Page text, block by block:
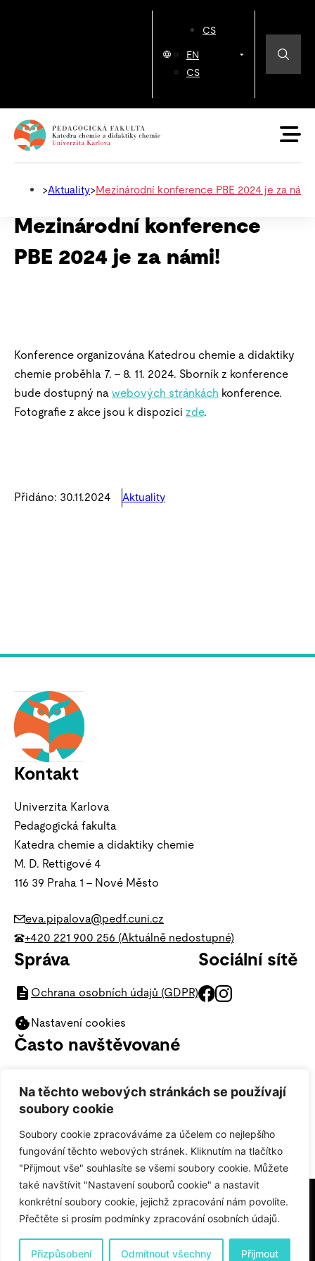
Na těchto webových stránkách se používají
soubory cookie
Soubory cookie zpracováváme za účelem co nejlepšího
fungování těchto webových stránek. Kliknutím na tlačítko
"Přijmout vše" souhlasíte se všemi soubory cookie. Můžete
také navštívit "Nastavení souborů cookie" a nastavit
konkrétní soubory cookie, jejichž zpracování nám povolíte.
Přečtěte si prosím podmínky zpracování osobních údajů.
Přizpůsobení Odmítnout všechny Přijmout
CS
EN
CS
>Aktuality> Mezinárodní konference PBE 2024 je za námi!
Mezinárodní konference
PBE 2024 je za námi!
Konference organizována Katedrou chemie a didaktiky
chemie proběhla 7. – 8. 11. 2024. Sborník z konference
bude dostupný na webových stránkách konference.
Fotografie z akce jsou k dispozici zde.
Přidáno: 30.11.2024 Aktuality
Kontakt
Univerzita Karlova
Pedagogická fakulta
Katedra chemie a didaktiky chemie
M. D. Rettigové 4
116 39 Praha 1 – Nové Město
eva.pipalova@pedf.cuni.cz
+420 221 900 256 (Aktuálně nedostupné)
Správa
Ochrana osobních údajů (GDPR)
Nastavení cookies
Sociální sítě
Často navštěvované
Studentský tutor
Lidé na katedře
Spolupracujeme
© 2024 Katedra chemie a didaktiky chemie,
Pedagogická fakulta, Univerzita Karlova